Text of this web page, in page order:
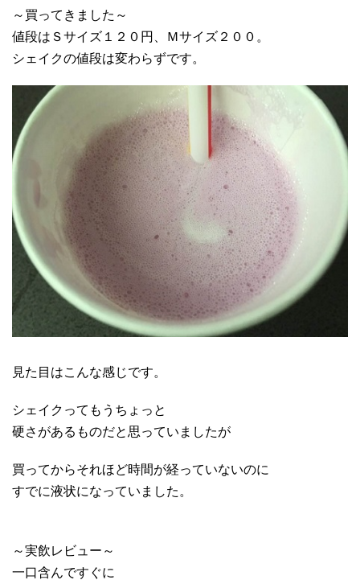
～買ってきました～
値段はＳサイズ１２０円、Ｍサイズ２００。
シェイクの値段は変わらずです。
見た目はこんな感じです。
シェイクってもうちょっと
硬さがあるものだと思っていましたが
買ってからそれほど時間が経っていないのに
すでに液状になっていました。
～実飲レビュー～
一口含んですぐに